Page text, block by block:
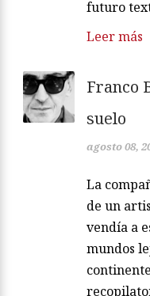
futuro
Leer más
Franco
suelo
agosto 08,
La
de un
vendía a
mundos